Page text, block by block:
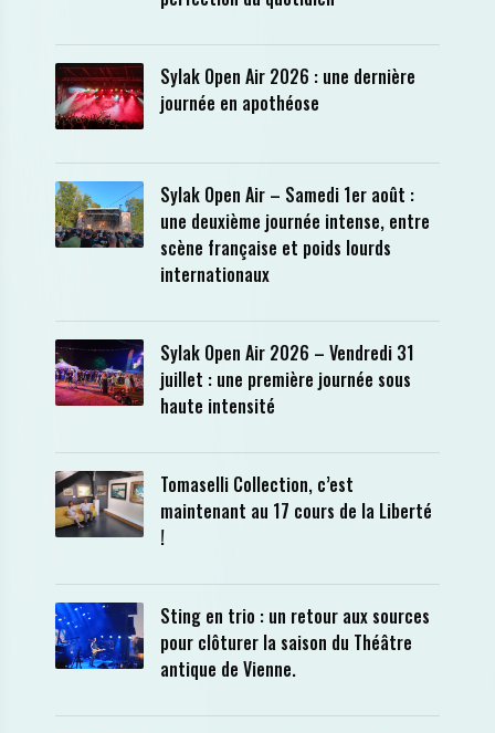
Sylak Open Air 2026 : une dernière
journée en apothéose
Sylak Open Air – Samedi 1er août :
une deuxième journée intense, entre
scène française et poids lourds
internationaux
Sylak Open Air 2026 – Vendredi 31
juillet : une première journée sous
haute intensité
Tomaselli Collection, c’est
maintenant au 17 cours de la Liberté
!
Sting en trio : un retour aux sources
pour clôturer la saison du Théâtre
antique de Vienne.